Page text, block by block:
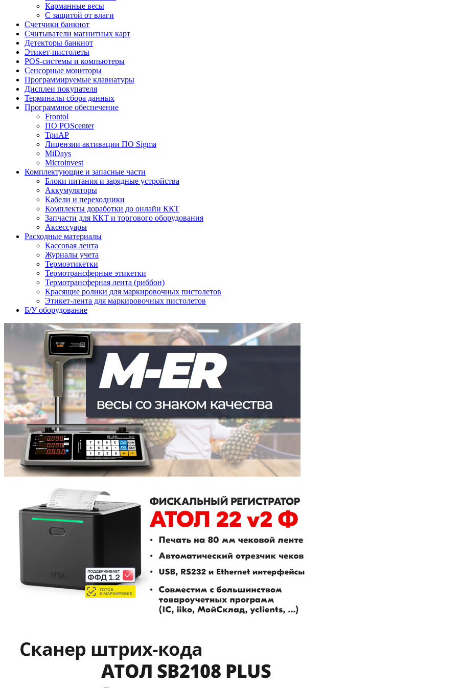
Карманные весы
C защитой от влаги
Счетчики банкнот
Считыватели магнитных карт
Детекторы банкнот
Этикет-пистолеты
POS-системы и компьютеры
Сенсорные мониторы
Программируемые клавиатуры
Дисплеи покупателя
Терминалы сбора данных
Программное обеспечение
Frontol
ПО POScenter
ТриАР
Лицензии активации ПО Sigma
MiDays
Microinvest
Комплектующие и запасные части
Блоки питания и зарядные устройства
Аккумуляторы
Кабели и переходники
Комплекты доработки до онлайн ККТ
Запчасти для ККТ и торгового оборудования
Аксессуары
Расходные материалы
Кассовая лента
Журналы учета
Термоэтикетки
Термотрансферные этикетки
Термотрансферная лента (риббон)
Красящие ролики для маркировочных пистолетов
Этикет-лента для маркировочных пистолетов
Б/У оборудование